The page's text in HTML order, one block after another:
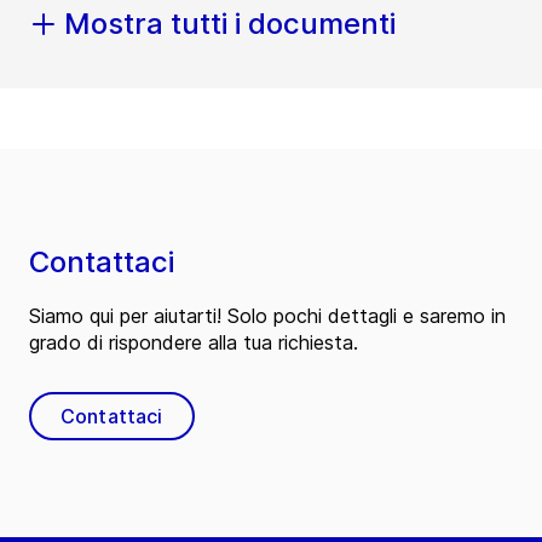
Mostra tutti i documenti
Contattaci
Siamo qui per aiutarti! Solo pochi dettagli e saremo in
grado di rispondere alla tua richiesta.
Contattaci